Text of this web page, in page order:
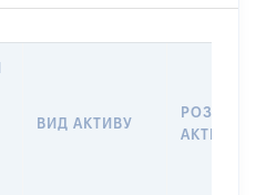
ВИД АКТИВУ
РОЗМІР
АКТИВУ